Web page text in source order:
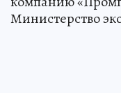
Министерство